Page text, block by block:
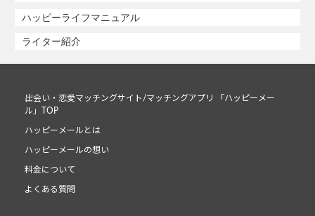
ハッピーライフマニュアル
ライター紹介
出会い・恋愛マッチングサイト/マッチングアプリ 「ハッピーメー
ル」TOP
ハッピーメールとは
ハッピーメールの想い
料金について
よくある質問